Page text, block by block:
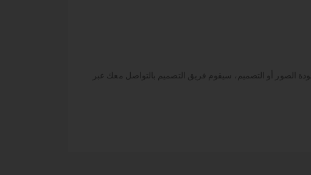
الصور أو التصميم، سيقوم فريق التصميم بالتواصل معك عبر